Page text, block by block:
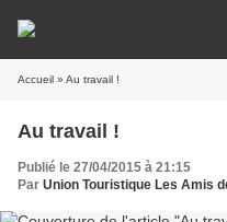
Accueil » Au travail !
Au travail !
Publié le 27/04/2015 à 21:15
Par Union Touristique Les Amis